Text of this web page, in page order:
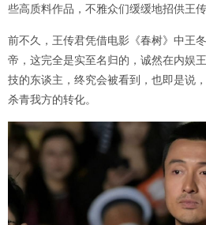
些高质料作品，不雅众们缓缓地招供王传
前不久，王传君凭借电影《春树》中王
帝，这完全是实至名归的，诚然在内娱
技的东谈主，终究会被看到，也即是说
杀青我方的转化。